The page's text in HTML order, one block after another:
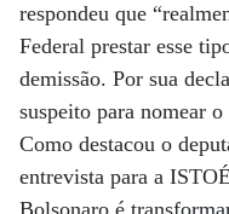
respondeu que
Federal prestar esse
demissão. Por sua
suspeito para nomear
Como destacou o
entrevista para a
Bolsonaro é